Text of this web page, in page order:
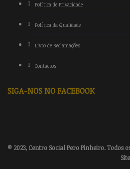
Política de Privacidade
Política da Qualidade
Livro de Reclamações
Contactos
SIGA-NOS NO FACEBOOK
© 2023, Centro Social Pero Pinheiro. Todos